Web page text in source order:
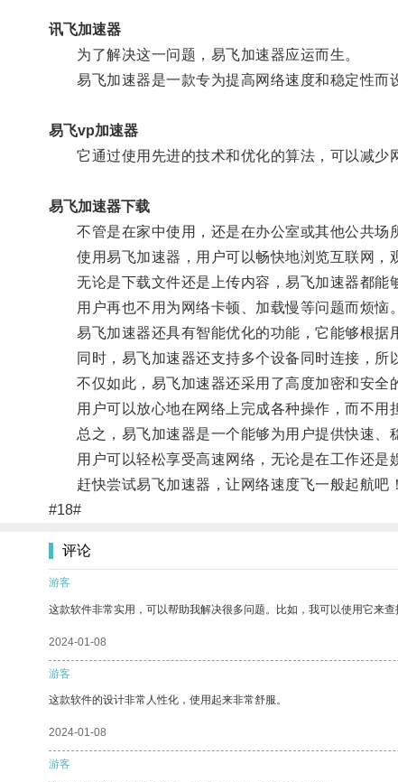
讯飞加速器
为了解决这一问题，易飞加速器应运而生。
易飞加速器是一款专为提高网络速度和稳定性而
易飞vp加速器
它通过使用先进的技术和优化的算法，可以减少
易飞加速器下载
不管是在家中使用，还是在办公室或其他公共场
使用易飞加速器，用户可以畅快地浏览互联网，
无论是下载文件还是上传内容，易飞加速器都能
用户再也不用为网络卡顿、加载慢等问题而烦恼。
易飞加速器还具有智能优化的功能，它能够根据
同时，易飞加速器还支持多个设备同时连接，所
不仅如此，易飞加速器还采用了高度加密和安全
用户可以放心地在网络上完成各种操作，而不用
总之，易飞加速器是一个能够为用户提供快速、
用户可以轻松享受高速网络，无论是在工作还是
赶快尝试易飞加速器，让网络速度飞一般起航吧
#18#
评论
游客
这款软件非常实用，可以帮助我解决很多问题。比如，我可以使用它来查
2024-01-08
游客
这款软件的设计非常人性化，使用起来非常舒服。
2024-01-08
游客